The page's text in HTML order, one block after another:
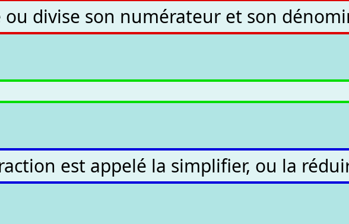
divise son numérateur et son
est appelé la simplifier, ou la